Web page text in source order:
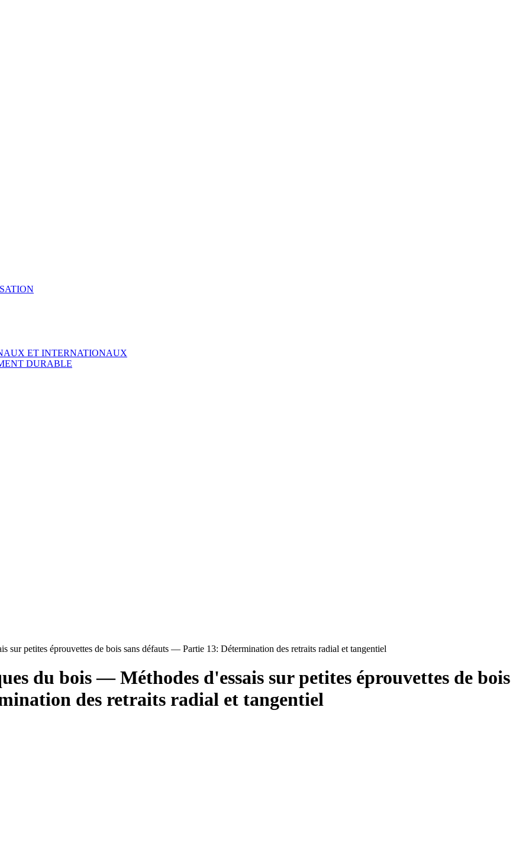
ET INTERNATIONAUX
DURABLE
sur petites éprouvettes de bois sans défauts — Partie 13: Détermination des retraits radial et tangentiel
du bois — Méthodes d'essais sur petites éprouvettes de bois
des retraits radial et tangentiel